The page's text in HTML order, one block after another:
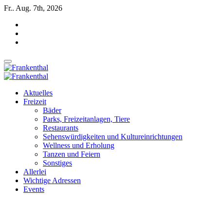
Zum
springen
Fr.. Aug. 7th, 2026
INSIDE FRANKENTHAL
INSIDE FRANKENTHAL
Aktuelles
Freizeit
Bäder
Parks, Freizeitanlagen, Tiere
Restaurants
Sehenswürdigkeiten und Kultureinrichtungen
Wellness und Erholung
Tanzen und Feiern
Sonstiges
Allerlei
Wichtige Adressen
Events